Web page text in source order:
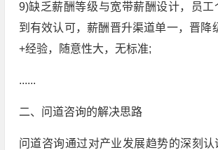
9)缺乏薪酬等级与宽带薪酬设计，员工
到有效认可，薪酬晋升渠道单一，晋降
+经验，随意性大，无标准;
......
二、问道咨询的解决思路
问道咨询通过对产业发展趋势的深刻认